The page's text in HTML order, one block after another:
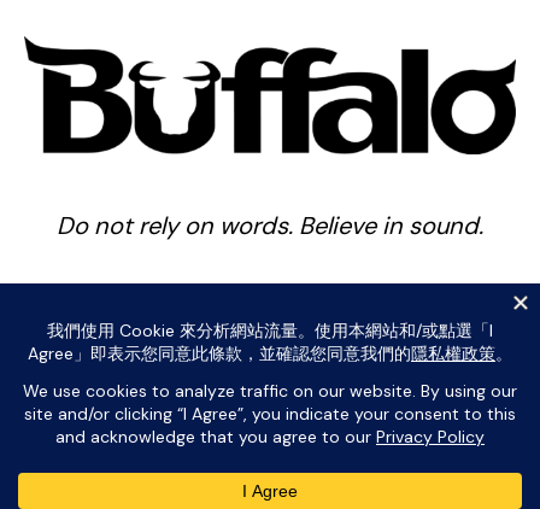
Do not rely on words. Believe in sound.
Copyright © 2026 Buffalo Percussion . Powered by Buffalo
Percussion .